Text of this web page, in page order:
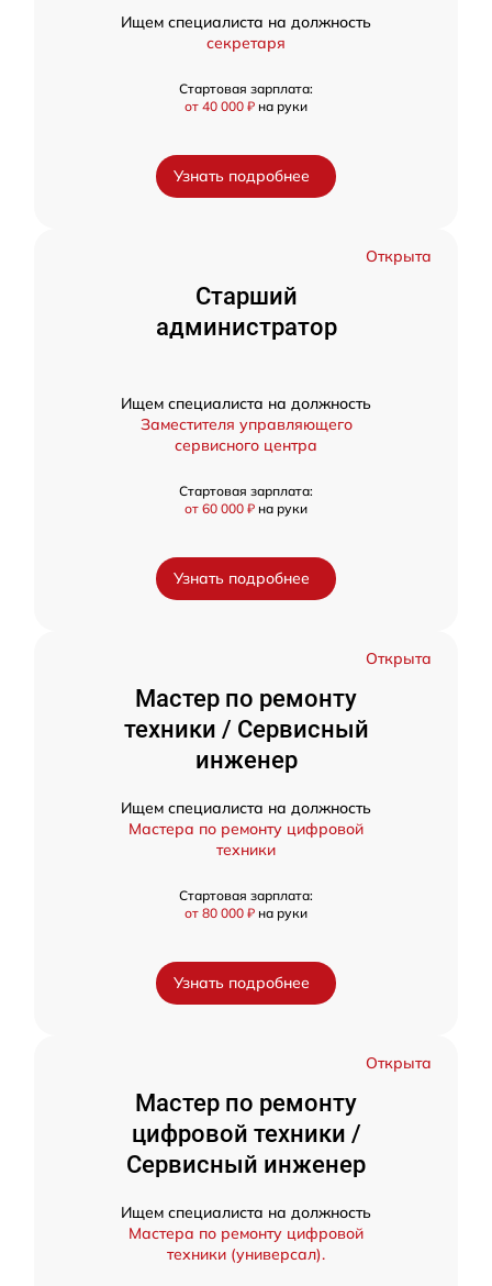
Ищем специалиста на должность
секретаря
Стартовая зарплата:
от 40 000 ₽ на руки
Узнать подробнее
Открыта
Старший
администратор
Ищем специалиста на должность
Заместителя управляющего
сервисного центра
Стартовая зарплата:
от 60 000 ₽ на руки
Узнать подробнее
Открыта
Мастер по ремонту
техники / Сервисный
инженер
Ищем специалиста на должность
Мастера по ремонту цифровой
техники
Стартовая зарплата:
от 80 000 ₽ на руки
Узнать подробнее
Открыта
Мастер по ремонту
цифровой техники /
Сервисный инженер
Ищем специалиста на должность
Мастера по ремонту цифровой
техники (универсал).